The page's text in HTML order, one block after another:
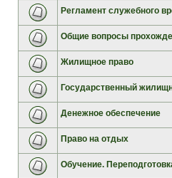
Регламент служебного
Общие вопросы
Жилищное право
Государственный
Денежное обеспечение
Право на отдых
Обучение.